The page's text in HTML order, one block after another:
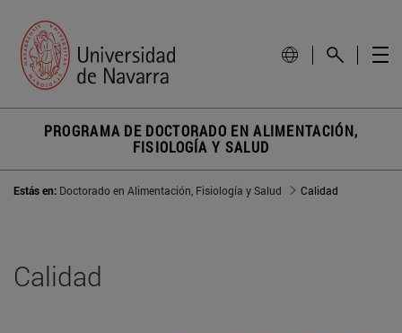
PROGRAMA DE DOCTORADO EN ALIMENTACIÓN,
FISIOLOGÍA Y SALUD
Estás en: Doctorado en Alimentación, Fisiología y Salud Calidad
Calidad